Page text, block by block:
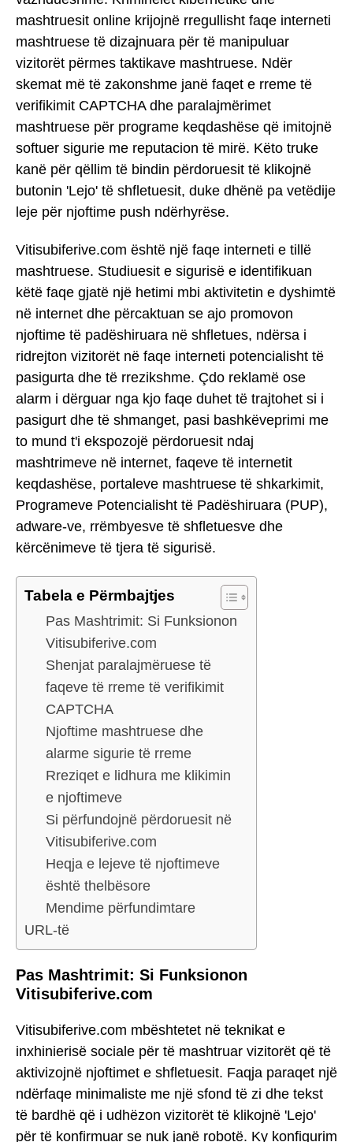
mashtruesit online krijojnë rregullisht faqe interneti
mashtruese të dizajnuara për të manipuluar
vizitorët përmes taktikave mashtruese. Ndër
skemat më të zakonshme janë faqet e rreme të
verifikimit CAPTCHA dhe paralajmërimet
mashtruese për programe keqdashëse që imitojnë
softuer sigurie me reputacion të mirë. Këto truke
kanë për qëllim të bindin përdoruesit të klikojnë
butonin 'Lejo' të shfletuesit, duke dhënë pa vetëdije
leje për njoftime push ndërhyrëse.
Vitisubiferive.com është një faqe interneti e tillë
mashtruese. Studiuesit e sigurisë e identifikuan
këtë faqe gjatë një hetimi mbi aktivitetin e dyshimtë
në internet dhe përcaktuan se ajo promovon
njoftime të padëshiruara në shfletues, ndërsa i
ridrejton vizitorët në faqe interneti potencialisht të
pasigurta dhe të rrezikshme. Çdo reklamë ose
alarm i dërguar nga kjo faqe duhet të trajtohet si i
pasigurt dhe të shmanget, pasi bashkëveprimi me
to mund t'i ekspozojë përdoruesit ndaj
mashtrimeve në internet, faqeve të internetit
keqdashëse, portaleve mashtruese të shkarkimit,
Programeve Potencialisht të Padëshiruara (PUP),
adware-ve, rrëmbyesve të shfletuesve dhe
kërcënimeve të tjera të sigurisë.
Tabela e Përmbajtjes
Pas Mashtrimit: Si Funksionon
Vitisubiferive.com
Shenjat paralajmëruese të
faqeve të rreme të verifikimit
CAPTCHA
Njoftime mashtruese dhe
alarme sigurie të rreme
Rreziqet e lidhura me klikimin
e njoftimeve
Si përfundojnë përdoruesit në
Vitisubiferive.com
Heqja e lejeve të njoftimeve
është thelbësore
Mendime përfundimtare
URL-të
Pas Mashtrimit: Si Funksionon
Vitisubiferive.com
Vitisubiferive.com mbështetet në teknikat e
inxhinierisë sociale për të mashtruar vizitorët që të
aktivizojnë njoftimet e shfletuesit. Faqja paraqet një
ndërfaqe minimaliste me një sfond të zi dhe tekst
të bardhë që i udhëzon vizitorët të klikojnë 'Lejo'
për të konfirmuar se nuk janë robotë. Ky konfigurim